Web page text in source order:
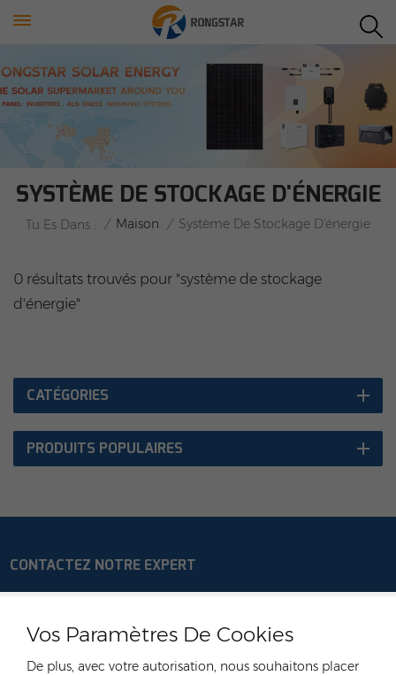
Vos Paramètres De Cookies
De plus, avec votre autorisation, nous souhaitons placer
SYSTÈME DE STOCKAGE D'ÉNERGIE
Tu Es Dans : / Maison / Système De Stockage D'énergie
0 résultats trouvés pour "système de stockage
d'énergie"
CATÉGORIES
PRODUITS POPULAIRES
CONTACTEZ NOTRE EXPERT
Tél :+49 176 55258880
E-mail :anna@rongstar.com